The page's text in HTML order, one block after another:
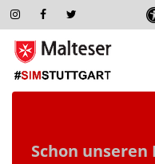
Schon